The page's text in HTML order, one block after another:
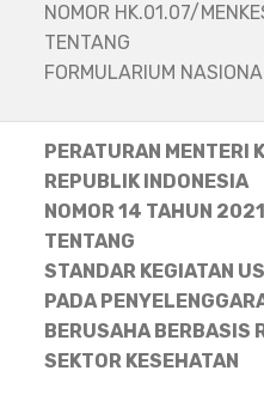
NOMOR HK.01.07/
TENTANG
FORMULARIUM
PERATURAN MENTERI
REPUBLIK INDONESIA
NOMOR 14 TAHUN 2021
TENTANG
STANDAR KEGIATAN
PADA
BERUSAHA BERBASIS
SEKTOR KESEHATAN